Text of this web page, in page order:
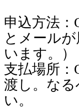
申込方法
とメール
います。）
支払場所：
渡し。な
い。